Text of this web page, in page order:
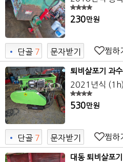
230만원
• 단골 7
7
문자받기 찜하
퇴비살포기 과
2021년식 (1h)
530만원
• 단골 7
7
문자받기 찜하
대동 퇴비살포